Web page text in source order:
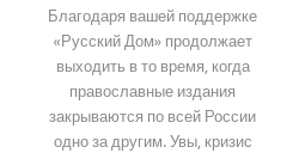
Благодаря вашей поддержке
«Русский Дом» продолжает
выходить в то время, когда
православные издания
закрываются по всей России
одно за другим. Увы, кризис